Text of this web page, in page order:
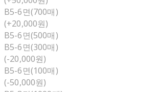
B5-6면(700매)
(+20,000원)
B5-6면(500매)
B5-6면(300매)
(-20,000원)
B5-6면(100매)
(-50,000원)